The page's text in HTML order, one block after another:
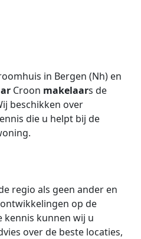
in Bergen (Nh) en
Croon makelaars de
beschikken over
die u helpt bij de
regio als geen ander en
op de
kennis kunnen wij u
over de beste locaties,